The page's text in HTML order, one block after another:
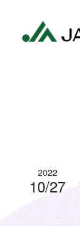
2022
10/27